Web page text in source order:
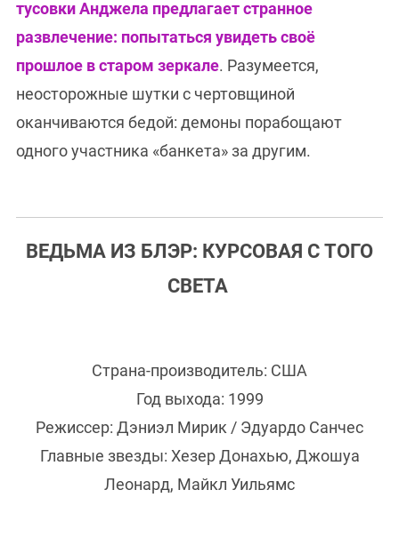
тусовки Анджела предлагает странное
развлечение: попытаться увидеть своё
прошлое в старом зеркале. Разумеется,
неосторожные шутки с чертовщиной
оканчиваются бедой: демоны порабощают
одного участника «банкета» за другим.
ВЕДЬМА ИЗ БЛЭР: КУРСОВАЯ С ТОГО
СВЕТА
Страна-производитель: США
Год выхода: 1999
Режиссер: Дэниэл Мирик / Эдуардо Санчес
Главные звезды: Хезер Донахью, Джошуа
Леонард, Майкл Уильямс